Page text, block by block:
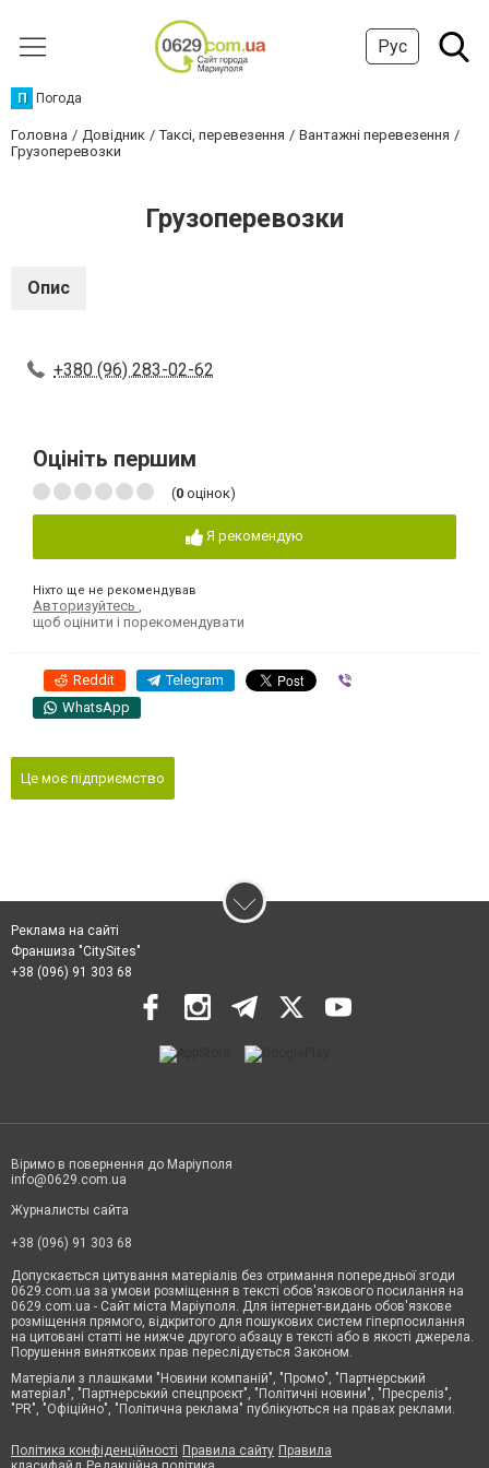
Рус
П Погода
Головна Довідник Таксі, перевезення
Вантажні перевезення
Грузоперевозки
Грузоперевозки
Опис
+380 (96) 283-02-62
Оцініть першим
(0 оцінок)
Я рекомендую
Ніхто ще не рекомендував
Авторизуйтесь
щоб оцінити і порекомендувати
Reddit Telegram
WhatsApp
Це моє підприємство
Реклама на сайті
Франшиза "CitySites"
+38 (096) 91 303 68
Віримо в повернення до Маріуполя
info@0629.com.ua
Журналисты сайта
+38 (096) 91 303 68
Допускається цитування матеріалів без отримання попередньої згоди
0629.com.ua за умови розміщення в тексті обов'язкового посилання на
0629.com.ua - Сайт міста Маріуполя. Для інтернет-видань обов'язкове
розміщення прямого, відкритого для пошукових систем гіперпосилання
на цитовані статті не нижче другого абзацу в тексті або в якості джерела.
Порушення виняткових прав переслідується Законом.
Матеріали з плашками "Новини компаній", "Промо", "Партнерський
матеріал", "Партнерський спецпроєкт", "Політичні новини", "Пресреліз",
"PR", "Офіційно", "Політична реклама" публікуються на правах реклами.
Політика конфіденційності Правила сайту Правила